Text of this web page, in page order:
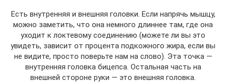
Есть внутренняя и внешняя головки. Если напрячь мышцу,
можно заметить, что она немного длиннее там, где она
уходит к локтевому соединению (можете ли вы это
увидеть, зависит от процента подкожного жира, если вы
не видите, просто поверьте нам на слово). Эта точка —
внутренняя головка бицепса. Остальная часть на
внешней стороне руки — это внешняя головка.